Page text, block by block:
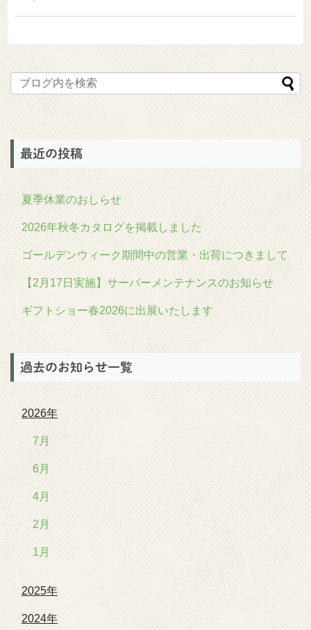
最近の投稿
夏季休業のおしらせ
2026年秋冬カタログを掲載しました
ゴールデンウィーク期間中の営業・出荷につきまして
【2月17日実施】サーバーメンテナンスのお知らせ
ギフトショー春2026に出展いたします
過去のお知らせ一覧
2026年
7月
6月
4月
2月
1月
2025年
2024年